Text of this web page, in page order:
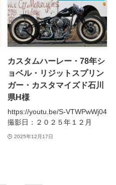
カスタムハーレー・78年シ
ョベル・リジットスプリン
ガー・カスタマイズド石川
県H様
https://youtu.be/S-VTWPwWj04
撮影日：２０２５年１２月
2025年12月17日